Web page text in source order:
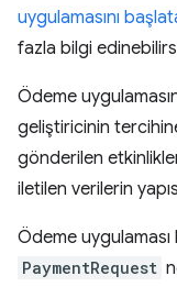
uygulamasını
fazla bilgi
Ödeme
geliştiricinin
gönderilen
iletilen verilerin
Ödeme uygulaması
PaymentRequest